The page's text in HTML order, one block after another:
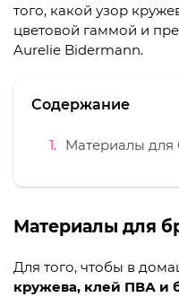
того, какой узор
цветовой гаммой и
Aurelie Bidermann.
Содержание
Материалы для
Материалы для
Для того, чтобы в
кружева, клей ПВА и